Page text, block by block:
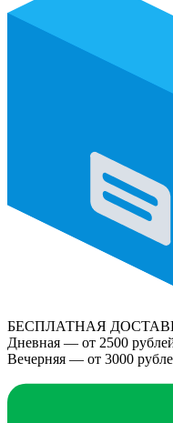
БЕСПЛАТНАЯ
Дневная — от 2500
Вечерняя — от 3000